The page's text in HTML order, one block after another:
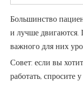
Большинство
и лучше двигаются.
важного для них
Совет: если вы
работать, спросите